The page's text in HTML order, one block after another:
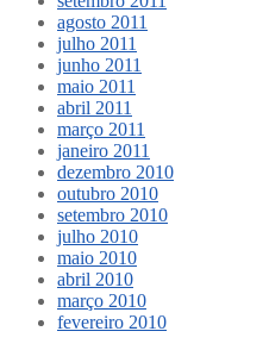
agosto 2011
julho 2011
junho 2011
maio 2011
abril 2011
março 2011
janeiro 2011
dezembro 2010
outubro 2010
setembro 2010
julho 2010
maio 2010
abril 2010
março 2010
fevereiro 2010